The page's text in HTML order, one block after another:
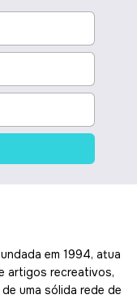
em 1994, atua
artigos recreativos,
uma sólida rede de